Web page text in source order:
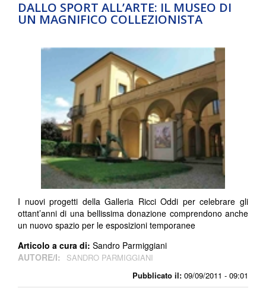
DALLO SPORT ALL’ARTE: IL MUSEO DI
UN MAGNIFICO COLLEZIONISTA
Pubblicato il: 09/09/2011 - 09:01
I nuovi progetti della Galleria Ricci Oddi per celebrare gli
ottant’anni di una bellissima donazione comprendono anche
un nuovo spazio per le esposizioni temporanee
Articolo a cura di: Sandro Parmiggiani
AUTORE/I:
SANDRO PARMIGGIANI